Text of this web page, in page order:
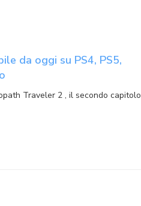
da oggi su PS4, PS5,
Traveler 2 , il secondo capitolo